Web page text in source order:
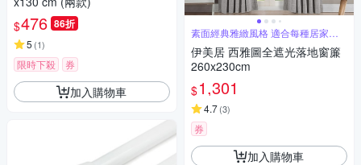
$476 86折
5 (1)
限時下殺 券
加入購物車
素面經典雅緻風格 適合每種居家風
格
伊美居 西雅圖全遮光落地窗簾
260x230cm
$1,301
4.7(3)
券
加入購物車